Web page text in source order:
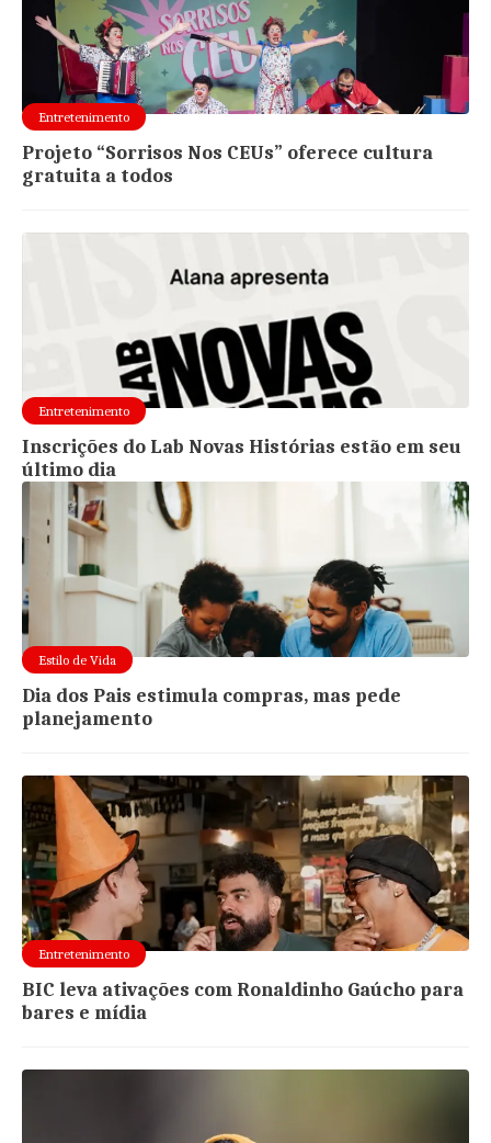
Entretenimento
Projeto “Sorrisos Nos CEUs” oferece cultura
gratuita a todos
Entretenimento
Inscrições do Lab Novas Histórias estão em seu
último dia
Estilo de Vida
Dia dos Pais estimula compras, mas pede
planejamento
Entretenimento
BIC leva ativações com Ronaldinho Gaúcho para
bares e mídia